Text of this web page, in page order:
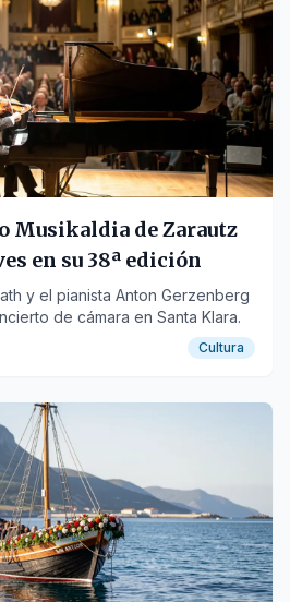
Musikaldia de Zarautz
en su 38ª edición
y el pianista Anton Gerzenberg
de cámara en Santa Klara.
Cultura